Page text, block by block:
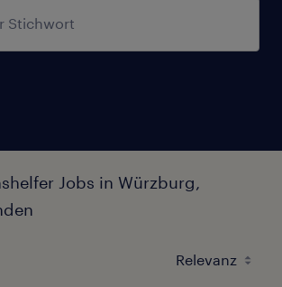
Jobs in Würzburg,